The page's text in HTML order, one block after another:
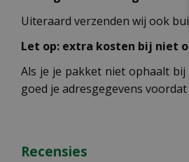
Uiteraard verzenden wij ook
Let op: extra kosten bij niet
Als je je pakket niet ophaalt
goed je adresgegevens
Recensies